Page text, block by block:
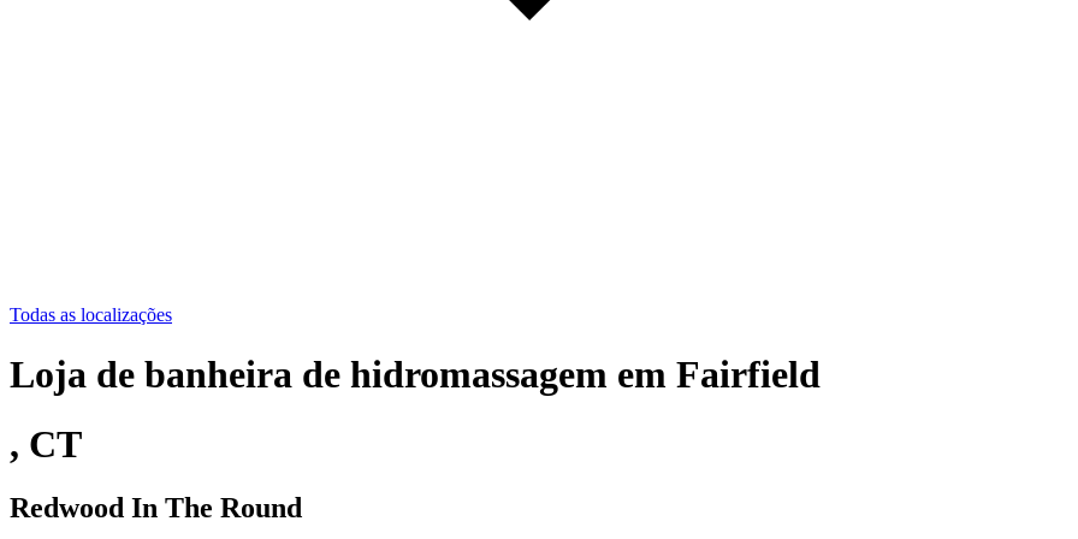
Todas as localizações
Loja de banheira de hidromassagem em Fairfield
, CT
Redwood In The Round